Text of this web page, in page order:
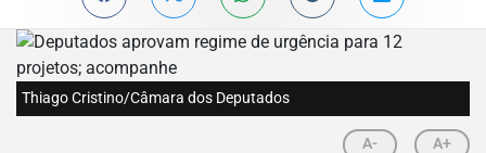
Thiago Cristino/Câmara dos Deputados
A- A+